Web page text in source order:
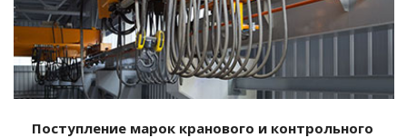
Поступление марок кранового и контрольного